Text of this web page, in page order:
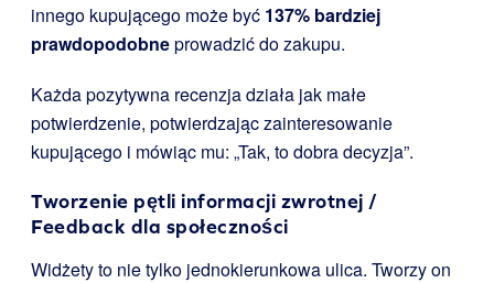
innego kupującego może być 137% bardziej
prawdopodobneprowadzić do zakupu.
Każda pozytywna recenzja działa jak małe
potwierdzenie, potwierdzając zainteresowanie
kupującego i mówiąc mu: „Tak, to dobra decyzja”.
Tworzenie pętli informacji zwrotnej /
Feedback dla społeczności
Widżety to nie tylko jednokierunkowa ulica. Tworzy on